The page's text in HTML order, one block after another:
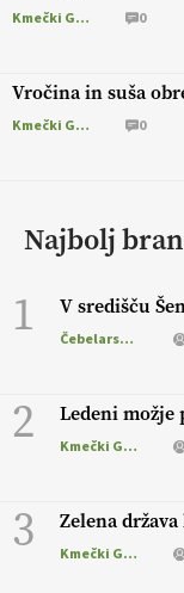
Kmečki Glas 0
Vročina in suša
Kmečki Glas 0
Najbolj
1 V središču
Čebelarstvo
2 Ledeni možje
Kmečki Glas
3 Zelena
Kmečki Glas